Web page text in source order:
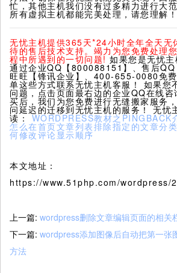
忙，其他主机我们没有过多精力进行大
所有虚拟主机都能完美处理，请您理解！
无忧主机提供365天*24小时全年全天无
待的售后技术支持。竭力为您免费处理
程中所遇到的一切问题!如果您是无忧
通过企业QQ【800088151】、售后QQ
旺旺【锋讯企业】、400-655-0080免
单这些方式联系无忧主机客服！ 如果您
问题，点击页面最右边的企业QQ在线咨
买后，我们为您免费进行无缝搬家服务
问延迟的迁移到无忧主机的服务！ 无忧
读：WORDPRESS教材之PINGBACK
怎么在首页文章列表排除指定的文章分类
何修改评论显示顺序
本文地址：
https://www.51php.com/wordpress/
上一篇: wordpress删除文章编辑页面的相关
下一篇: wordpress添加图像后自动把第一张
方法